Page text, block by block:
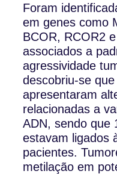
Foram
em genes como
BCOR, RCOR2
associados a
agressividade
descobriu-se
apresentaram
relacionadas a
ADN, sendo que
estavam ligados
pacientes.
metilação em